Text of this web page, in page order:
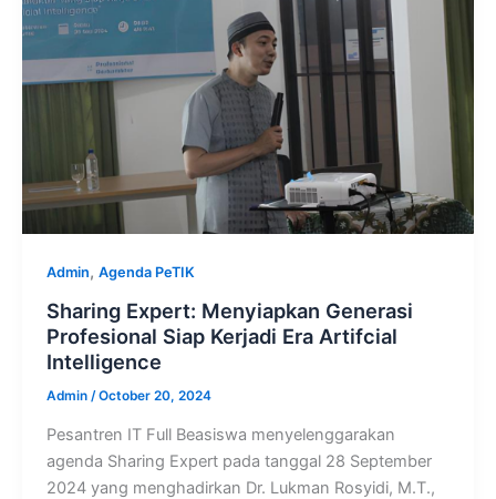
Admin, Agenda PeTIK
Sharing Expert: Menyiapkan Generasi
Profesional Siap Kerjadi Era Artifcial
Intelligence
Admin /October 20, 2024
Pesantren IT Full Beasiswa menyelenggarakan
agenda Sharing Expert pada tanggal 28 September
2024 yang menghadirkan Dr. Lukman Rosyidi, M.T.,